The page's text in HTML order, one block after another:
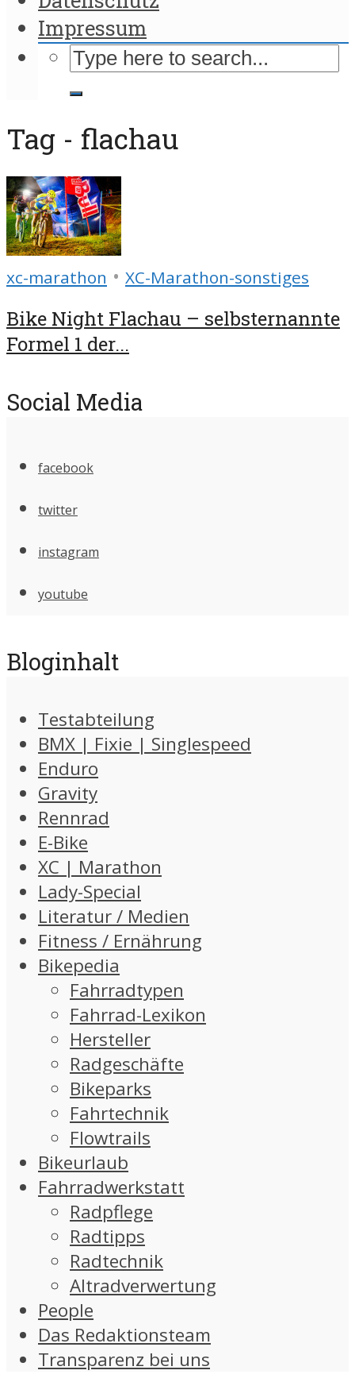
Impressum
Tag - flachau
xc-marathon • XC-Marathon-sonstiges
Bike Night Flachau – selbsternannte
Formel 1 der...
Social Media
facebook
twitter
instagram
youtube
Bloginhalt
Testabteilung
BMX | Fixie | Singlespeed
Enduro
Gravity
Rennrad
E-Bike
XC | Marathon
Lady-Special
Literatur / Medien
Fitness / Ernährung
Bikepedia
Fahrradtypen
Fahrrad-Lexikon
Hersteller
Radgeschäfte
Bikeparks
Fahrtechnik
Flowtrails
Bikeurlaub
Fahrradwerkstatt
Radpflege
Radtipps
Radtechnik
Altradverwertung
People
Das Redaktionsteam
Transparenz bei uns